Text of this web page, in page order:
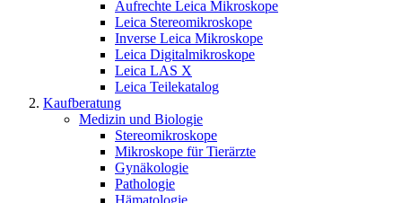
Aufrechte Leica Mikroskope
Leica Stereomikroskope
Inverse Leica Mikroskope
Leica Digitalmikroskope
Leica LAS X
Leica Teilekatalog
Kaufberatung
Medizin und Biologie
Stereomikroskope
Mikroskope für Tierärzte
Gynäkologie
Pathologie
Hämatologie